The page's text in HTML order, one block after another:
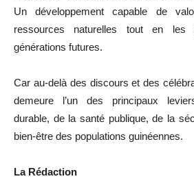
Un développement capable de
ressources naturelles tout en les
générations futures.
Car au-delà des discours et des
demeure l’un des principaux
durable, de la santé publique, de la
bien-être des populations guinéennes.
La Rédaction